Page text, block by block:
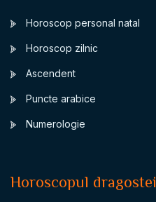
Horoscop personal natal
Horoscop zilnic
Ascendent
Puncte arabice
Numerologie
Horoscopul dragostei